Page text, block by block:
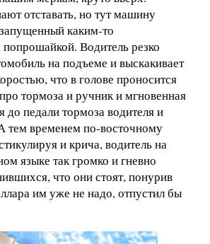
отставать, но тут машину
каким-то
Водитель резко
на подъеме и выскакивает
что в голове проносится
тормоза и ручник и мгновенная
до педали тормоза водителя и
тем временем по-восточному
и крича, водитель на
языке так громко и гневно
что они стоят, понурив
им уже не надо, отпустил бы